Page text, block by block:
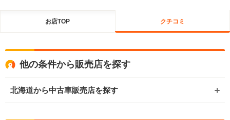
お店TOP クチコミ
他の条件から販売店を探す
北海道から中古車販売店を探す